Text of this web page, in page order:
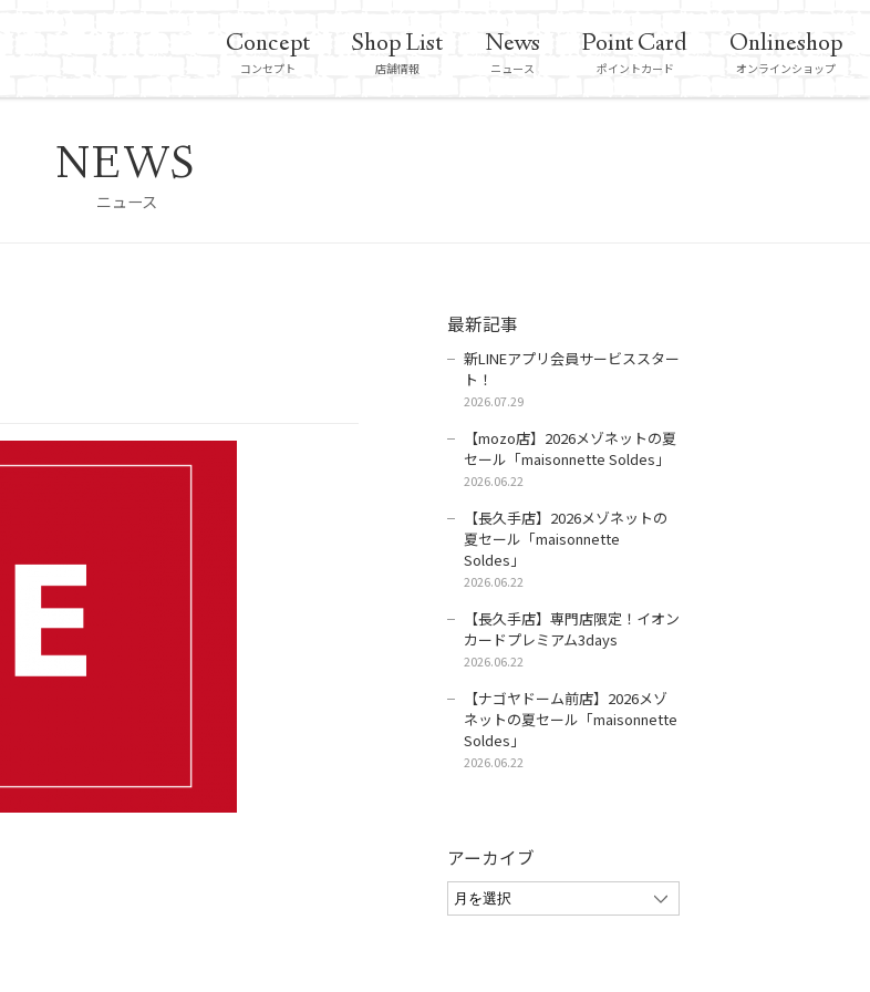
Concept
コンセプト
Shop List
店舗情報
News
ニュース
Point Card
ポイントカード
Onlineshop
オンラインショップ
NEWS
ニュース
最新記事
新LINEアプリ会員サービススター
ト！
2026.07.29
【mozo店】2026メゾネットの夏
セール「maisonnette Soldes」
2026.06.22
【長久手店】2026メゾネットの
夏セール「maisonnette
Soldes」
2026.06.22
【長久手店】専門店限定！イオン
カードプレミアム3days
2026.06.22
【ナゴヤドーム前店】2026メゾ
ネットの夏セール「maisonnette
Soldes」
2026.06.22
アーカイブ